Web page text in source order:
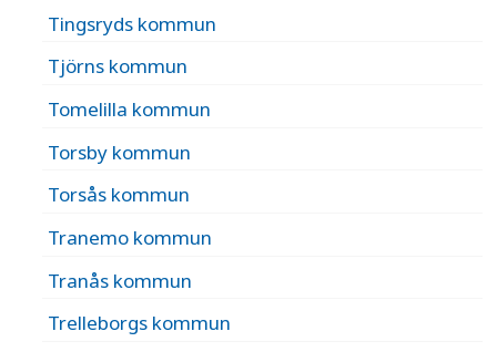
Tingsryds kommun
Tjörns kommun
Tomelilla kommun
Torsby kommun
Torsås kommun
Tranemo kommun
Tranås kommun
Trelleborgs kommun